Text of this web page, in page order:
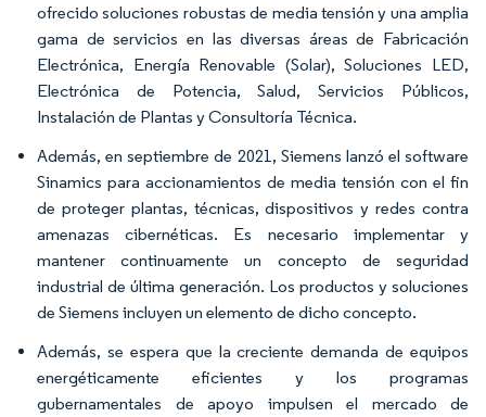
ofrecido soluciones robustas de media tensión y una amplia
gama de servicios en las diversas áreas de Fabricación
Electrónica, Energía Renovable (Solar), Soluciones LED,
Electrónica de Potencia, Salud, Servicios Públicos,
Instalación de Plantas y Consultoría Técnica.
Además, en septiembre de 2021, Siemens lanzó el software
Sinamics para accionamientos de media tensión con el fin
de proteger plantas, técnicas, dispositivos y redes contra
amenazas cibernéticas. Es necesario implementar y
mantener continuamente un concepto de seguridad
industrial de última generación. Los productos y soluciones
de Siemens incluyen un elemento de dicho concepto.
Además, se espera que la creciente demanda de equipos
energéticamente eficientes y los programas
gubernamentales de apoyo impulsen el mercado de